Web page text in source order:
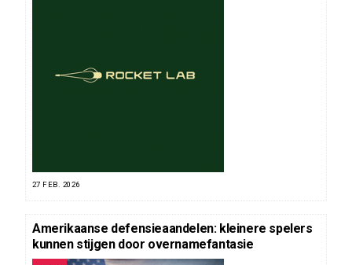
27 FEB. 2026
Amerikaanse defensieaandelen: kleinere spelers
kunnen stijgen door overnamefantasie